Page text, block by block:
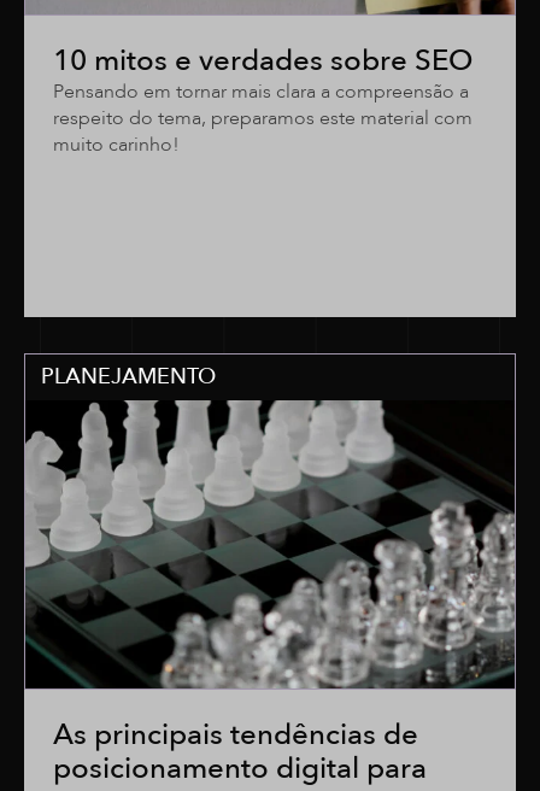
10 mitos e verdades sobre SEO
Pensando em tornar mais clara a compreensão a
respeito do tema, preparamos este material com
muito carinho!
PLANEJAMENTO
As principais tendências de
posicionamento digital para